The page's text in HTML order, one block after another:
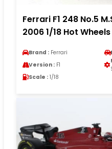
Ferrari F1 248 No.5
2006 1/18 Hot
Brand : Ferrari
Version : F1
Scale : 1/18